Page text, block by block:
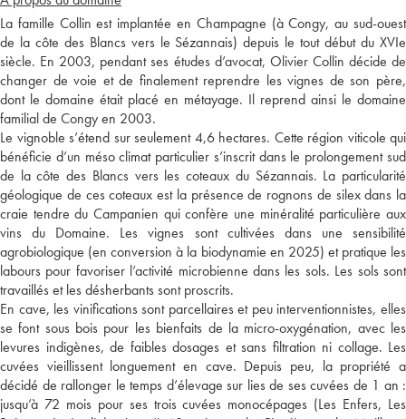
La famille Collin est implantée en Champagne (à Congy, au sud-ouest
de la côte des Blancs vers le Sézannais) depuis le tout début du XVIe
siècle. En 2003, pendant ses études d’avocat, Olivier Collin décide de
changer de voie et de finalement reprendre les vignes de son père,
dont le domaine était placé en métayage. Il reprend ainsi le domaine
familial de Congy en 2003.
Le vignoble s’étend sur seulement 4,6 hectares. Cette région viticole qui
bénéficie d’un méso climat particulier s’inscrit dans le prolongement sud
de la côte des Blancs vers les coteaux du Sézannais. La particularité
géologique de ces coteaux est la présence de rognons de silex dans la
craie tendre du Campanien qui confère une minéralité particulière aux
vins du Domaine. Les vignes sont cultivées dans une sensibilité
agrobiologique (en conversion à la biodynamie en 2025) et pratique les
labours pour favoriser l’activité microbienne dans les sols. Les sols sont
travaillés et les désherbants sont proscrits.
En cave, les vinifications sont parcellaires et peu interventionnistes, elles
se font sous bois pour les bienfaits de la micro-oxygénation, avec les
levures indigènes, de faibles dosages et sans filtration ni collage. Les
cuvées vieillissent longuement en cave. Depuis peu, la propriété a
décidé de rallonger le temps d’élevage sur lies de ses cuvées de 1 an :
jusqu’à 72 mois pour ses trois cuvées monocépages (Les Enfers, Les